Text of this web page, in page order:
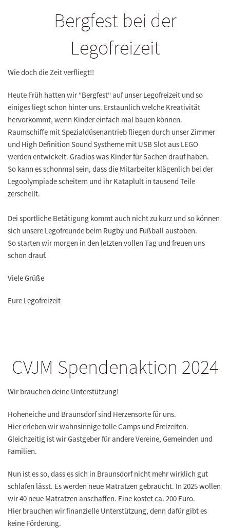
Bergfest bei der
Legofreizeit
Wie doch die Zeit verfliegt!!
Heute Früh hatten wir "Bergfest" auf unser Legofreizeit und so
einiges liegt schon hinter uns. Erstaunlich welche Kreativität
hervorkommt, wenn Kinder einfach mal bauen können.
Raumschiffe mit Spezialdüsenantrieb fliegen durch unser Zimmer
und High Definition Sound Systheme mit USB Slot aus LEGO
werden entwickelt. Gradios was Kinder für Sachen drauf haben.
So kann es schonmal sein, dass die Mitarbeiter klägenlich bei der
Legoolympiade scheitern und ihr Kataplult in tausend Teile
zerschellt.
Dei sportliche Betätigung kommt auch nicht zu kurz und so können
sich unsere Legofreunde beim Rugby und Fußball austoben.
So starten wir morgen in den letzten vollen Tag und freuen uns
schon drauf.
Viele Grüße
Eure Legofreizeit
CVJM Spendenaktion 2024
Wir brauchen deine Unterstützung!
Hoheneiche und Braunsdorf sind Herzensorte für uns.
Hier erleben wir wahnsinnige tolle Camps und Freizeiten.
Gleichzeitig ist wir Gastgeber für andere Vereine, Gemeinden und
Familien.
Nun ist es so, dass es sich in Braunsdorf nicht mehr wirklich gut
schlafen lässt. Es werden neue Matratzen gebraucht. In 2025 wollen
wir 40 neue Matratzen anschaffen. Eine kostet ca. 200 Euro.
Hier brauchen wir finanzielle Unterstützung, denn dafür gibt es
keine Förderung.